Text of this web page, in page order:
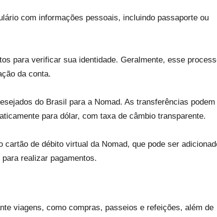
com informações pessoais, incluindo passaporte ou
para verificar sua identidade. Geralmente, esse
da conta.
do Brasil para a Nomad. As transferências podem
para dólar, com taxa de câmbio transparente.
de débito virtual da Nomad, que pode ser
realizar pagamentos.
viagens, como compras, passeios e refeições, além de